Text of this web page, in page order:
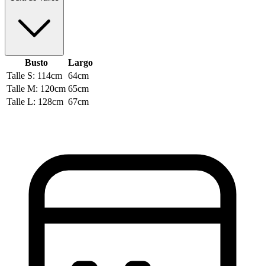
Busto
Largo
Talle S: 114cm 64cm
Talle M: 120cm 65cm
Talle L: 128cm 67cm